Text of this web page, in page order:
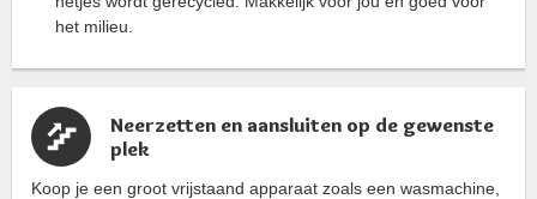
het milieu.
Neerzetten en aansluiten op de gewenste
plek
Koop je een groot vrijstaand apparaat zoals een wasmachine,